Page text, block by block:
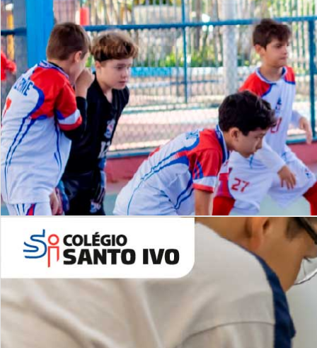
Desafios | Saiba mais
Lista de vídeos
NOSSOCANAL